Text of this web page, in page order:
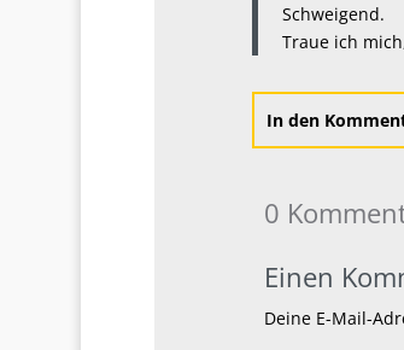
Schweigend.
Traue ich
In den
0
Einen
Deine E-Mail-